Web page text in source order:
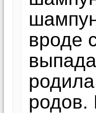
вроде
родов.